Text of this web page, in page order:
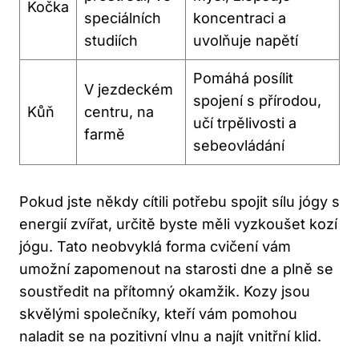
Kočka
speciálních
studiích
⁢koncentraci a
uvolňuje‌ napětí
Kůň
V ⁢jezdeckém
centru,⁤ na
farmě
Pomáhá posílit
⁢spojení ‍s přírodou,
učí trpělivosti a
sebeovládání
Pokud jste někdy cítili​ potřebu spojit sílu jógy ⁣s
energií zvířat, ⁣určitě byste​ měli vyzkoušet kozí
jógu. Tato neobvyklá forma cvičení‍ vám
umožní zapomenout na starosti dne a plně se
soustředit na přítomný okamžik. Kozy jsou
skvělými společníky, kteří vám pomohou
naladit‌ se na pozitivní⁤ vlnu ⁢a najít vnitřní klid.